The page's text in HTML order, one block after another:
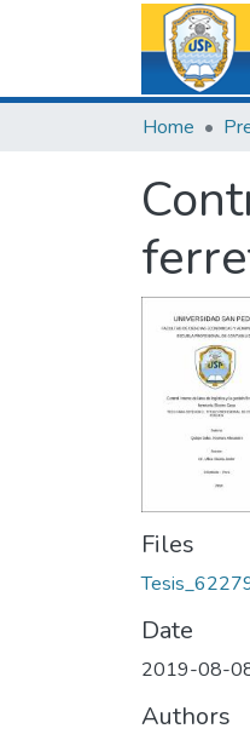
Home
Files
Date
2019-08-
Authors